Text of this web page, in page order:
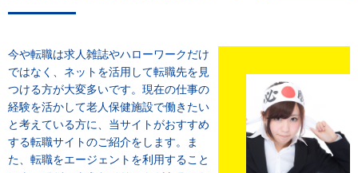
今や転職は求人雑誌やハローワークだけ
ではなく、ネットを活用して転職先を見
つける方が大変多いです。現在の仕事の
経験を活かして老人保健施設で働きたい
と考えている方に、当サイトがおすすめ
する転職サイトのご紹介をします。ま
た、転職をエージェントを利用すること